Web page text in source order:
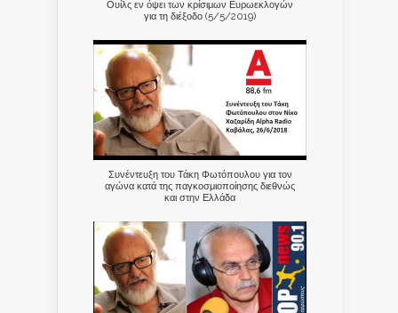
Ουίλς εν όψει των κρίσιμων Ευρωεκλογών
για τη διέξοδο (5/5/2019)
Συνέντευξη του Τάκη Φωτόπουλου για τον
αγώνα κατά της παγκοσμιοποίησης διεθνώς
και στην Ελλάδα